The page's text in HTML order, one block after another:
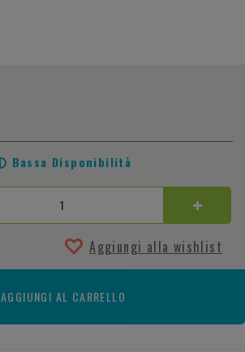
Bassa Disponibilità
Aggiungi alla wishlist
AGGIUNGI AL CARRELLO